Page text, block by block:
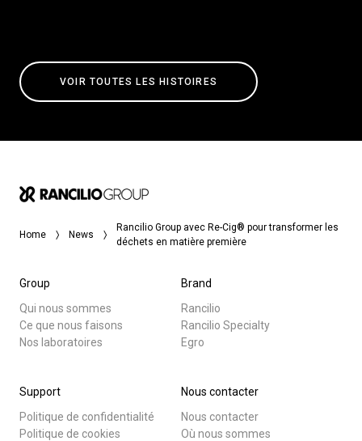
VOIR TOUTES LES HISTOIRES
Home News
Rancilio Group avec Re-Cig® pour transformer les
déchets en matière première
Group
Qui nous sommes
Ce que nous faisons
Nos laboratoires
Brand
Rancilio
Rancilio Specialty
Egro
Support
Politique de confidentialité
Politique de cookies
Nous contacter
Nous contacter
Où nous sommes